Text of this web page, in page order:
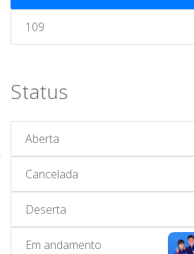
109
Status
Aberta
Cancelada
Deserta
Em andamento